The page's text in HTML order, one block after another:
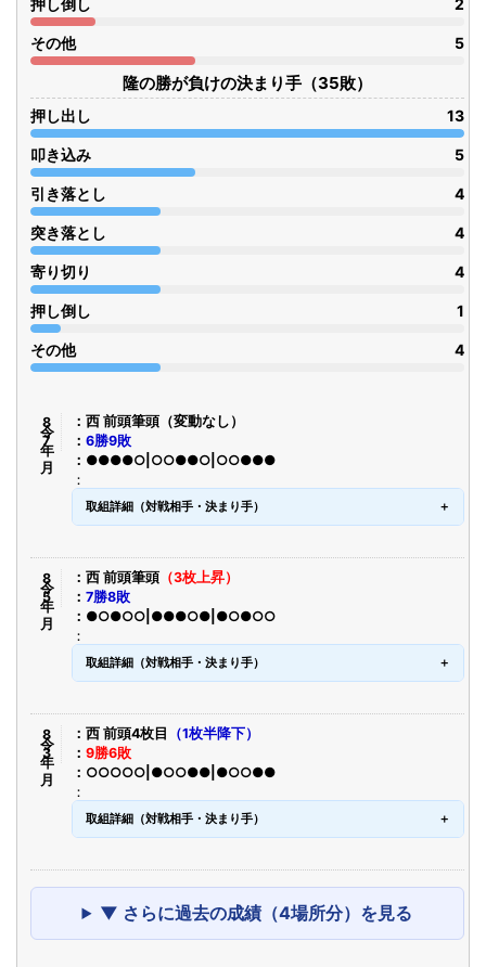
押し倒し 2
その他 5
隆の勝が負けの決まり手（35敗）
押し出し 13
叩き込み 5
引き落とし 4
突き落とし 4
寄り切り 4
押し倒し 1
その他 4
令8年7月
西 前頭筆頭（変動なし）
6勝9敗
●●●●○|○○●●○|○○●●●
取組詳細（対戦相手・決まり手）
令8年5月 西 前頭筆頭 （3枚上昇）
7勝8敗
●○●○○|●●●○●|●○●○○
取組詳細（対戦相手・決まり手）
令8年3月 西 前頭4枚目
（1枚半降下）
9勝6敗
○○○○○|●○○●●|●○○●●
取組詳細（対戦相手・決まり手）
▼ さらに過去の成績（4場所分）を見る